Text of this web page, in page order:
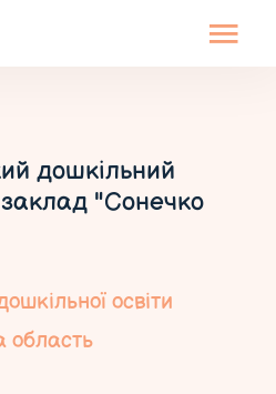
дошкільний
"Сонечко
освіти
область